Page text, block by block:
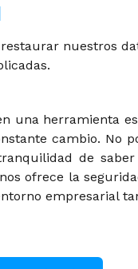
nuestros
una herramienta
cambio. No
de
ofrece la
empresarial